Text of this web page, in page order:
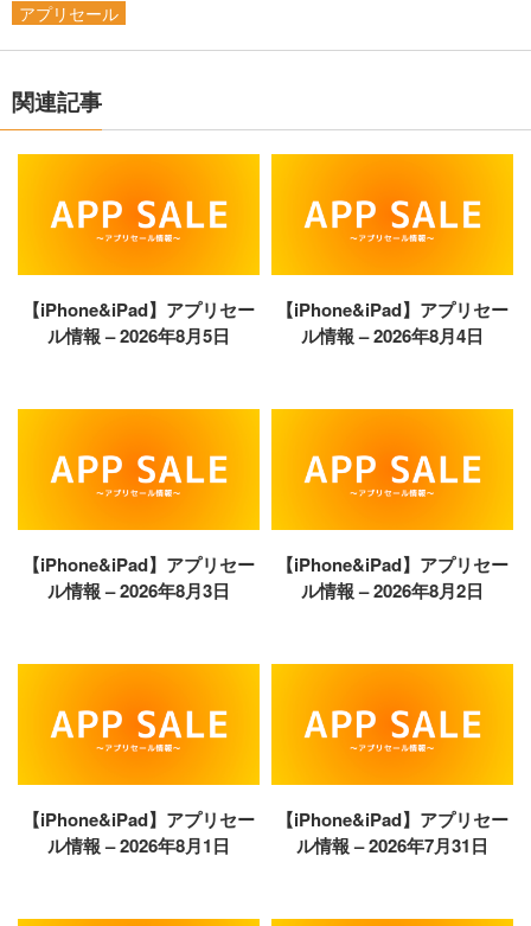
アプリセール
関連記事
【iPhone&iPad】アプリセー
ル情報 – 2026年8月5日
【iPhone&iPad】アプリセー
ル情報 – 2026年8月4日
【iPhone&iPad】アプリセー
ル情報 – 2026年8月3日
【iPhone&iPad】アプリセー
ル情報 – 2026年8月2日
【iPhone&iPad】アプリセー
ル情報 – 2026年8月1日
【iPhone&iPad】アプリセー
ル情報 – 2026年7月31日